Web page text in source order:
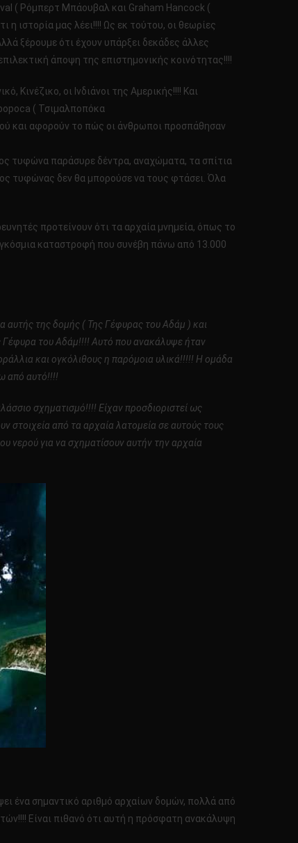
( Ρόμπερτ Μπάουβαλ και Graham Hancock (
ιστορία μας λέει!!!! Ως εκ τούτου, οι θεωρίες
ξέρουμε ότι έχουν υπάρξει δεκάδες άλλες
άποψη της επιστημονικής κοινότητας!!!!
Κινέζικο, οι Ινδιάνοι της Αμερικής!!!! Και
( Τσιμαλποπόκα
και αφορούν το πώς οι άνθρωποι προσπάθησαν
τυφώνα παράσυρε δέντρα, αναχώματα, τα σπίτια
τυφώνας δεν θα μπορούσε να τους φτάσει. Όλα
προτείνουν ότι τα αρχαία μνημεία, όπως το
καταστροφή που συνέβη πάνω από 13.000
αυτής της δομής ( Της Γέφυρας του Αδάμ ) και
Γέφυρα του Αδάμ!!!! Αυτό που ανακάλυψε ήταν
και ογκόλιθους η παρόμοια υλικά!!!!! Η ομάδα
από αυτό!!!!
σχηματισμό!!!! Είχαν προσδιοριστεί ως
στοιχεία από τα αρχαία λατομεία σε αυτούς τους
νερού για να σχηματίσουν αυτήν την αρχαία
ένα σημαντικό αριθμό αρχαίων δομών, πολλά από
Είναι πιθανό ότι αυτή η πρόσφατη ανακάλυψη